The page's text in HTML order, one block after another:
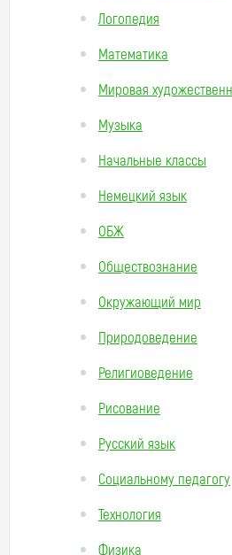
Логопедия
Математика
Мировая
Музыка
Начальные классы
Немецкий язык
ОБЖ
Обществознание
Окружающий мир
Природоведение
Религиоведение
Рисование
Русский язык
Социальному педагогу
Технология
Физика